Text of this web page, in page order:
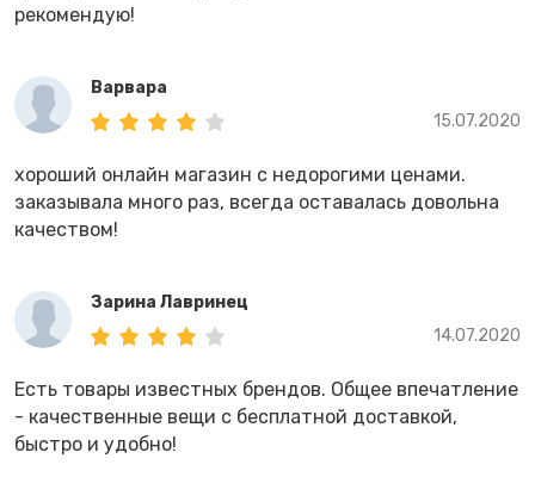
рекомендую!
Варвара
15.07.2020
хороший онлайн магазин с недорогими ценами.
заказывала много раз, всегда оставалась довольна
качеством!
Зарина Лавринец
14.07.2020
Есть товары известных брендов. Общее впечатление
- качественные вещи с бесплатной доставкой,
быстро и удобно!